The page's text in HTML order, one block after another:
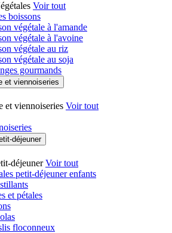
Voir tout
boissons
végétale à l'amande
végétale à l'avoine
végétale au riz
végétale au soja
gourmands
et viennoiseries
et viennoiseries Voir tout
déjeuner
déjeunerVoir tout
petit-déjeuner enfants
et pétales
floconneux